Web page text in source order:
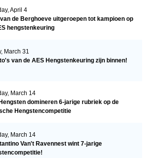
April 4
de Berghoeve uitgeroepen tot kampioen op
hengstenkeuring
March 31
van de AES Hengstenkeuring zijn binnen!
March 14
domineren 6-jarige rubriek op de
Hengstencompetitie
March 14
Van't Ravennest wint 7-jarige